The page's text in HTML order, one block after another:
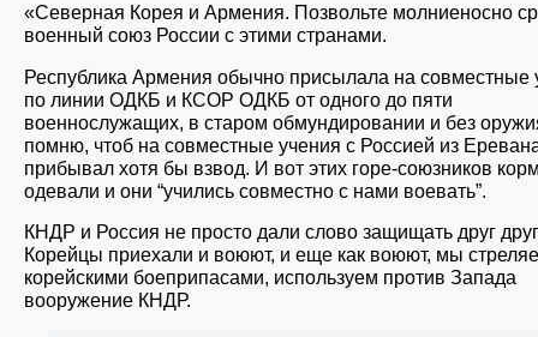
«Северная Корея и Армения. Позвольте молниеносно
военный союз России с этими странами.
Республика Армения обычно присылала на совместные
по линии ОДКБ и КСОР ОДКБ от одного до пяти
военнослужащих, в старом обмундировании и без
помню, чтоб на совместные учения с Россией из
прибывал хотя бы взвод. И вот этих горе-союзников
одевали и они “учились совместно с нами воевать”.
КНДР и Россия не просто дали слово защищать друг
Корейцы приехали и воюют, и еще как воюют, мы
корейскими боеприпасами, используем против Запада
вооружение КНДР.